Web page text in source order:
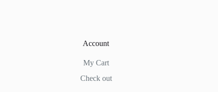
Account
My Cart
Check out